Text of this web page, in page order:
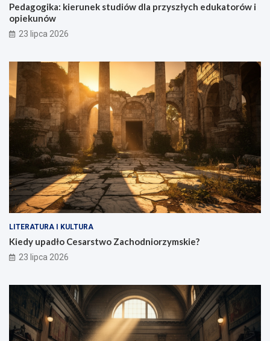
Pedagogika: kierunek studiów dla przyszłych edukatorów i
opiekunów
23 lipca 2026
LITERATURA I KULTURA
Kiedy upadło Cesarstwo Zachodniorzymskie?
23 lipca 2026